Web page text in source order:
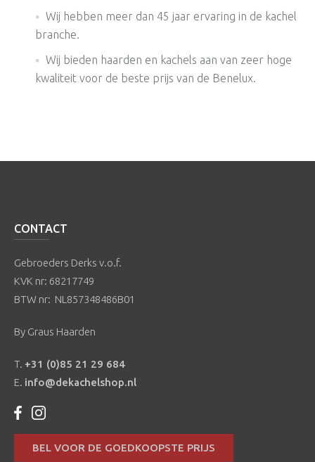
Wij hebben meer dan 45 jaar ervaring in de kachel
branche.
Wij bieden haarden en kachels aan van zeer hoge
kwaliteit voor de beste prijs van de Benelux.
CONTACT
Gebroeders Derks v.o.f.
KVK nr: 68217749
BTW nr: NL857348486B01
By Graus Haarden
T. +31 (0)85 21 29 684
E. info@dekachelshop.nl
BEL VOOR DE GOEDKOOPSTE PRIJS